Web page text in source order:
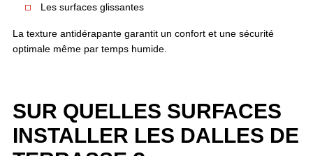
Les surfaces glissantes
La texture antidérapante garantit un confort et une sécurité
optimale même par temps humide.
SUR QUELLES SURFACES
INSTALLER LES DALLES DE